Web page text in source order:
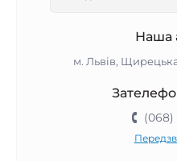
Наша
м. Львів,
(068)